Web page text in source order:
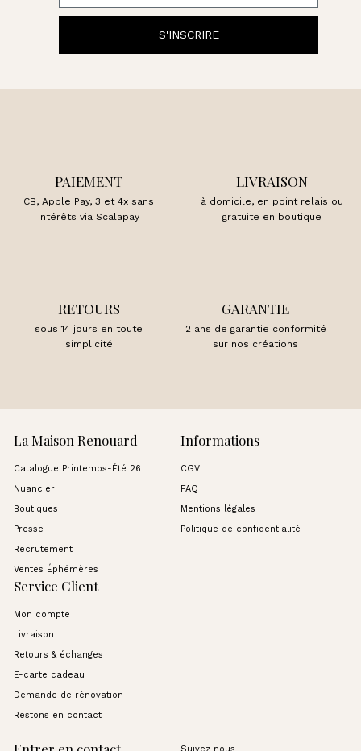
S'INSCRIRE
PAIEMENT
CB, Apple Pay, 3 et 4x sans
intérêts via Scalapay
LIVRAISON
à domicile, en point relais ou
gratuite en boutique
RETOURS
sous 14 jours en toute
simplicité
GARANTIE
2 ans de garantie conformité
sur nos créations
La Maison Renouard
Catalogue Printemps-Été 26
Nuancier
Boutiques
Presse
Recrutement
Ventes Éphémères
Informations
CGV
FAQ
Mentions légales
Politique de confidentialité
Service Client
Mon compte
Livraison
Retours & échanges
E-carte cadeau
Demande de rénovation
Restons en contact
Suivez nous